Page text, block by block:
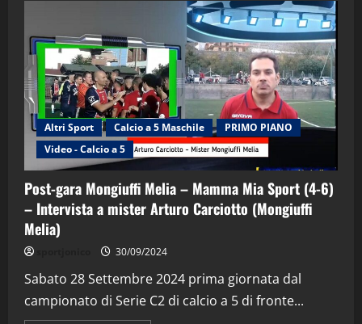
Altri Sport Calcio a 5 Maschile
PRIMO PIANO
Video - Calcio a 5
Post-gara Mongiuffi Melia – Mamma Mia Sport (4-6)
– Intervista a mister Arturo Carciotto (Mongiuffi
Melia)
30/09/2024
Sabato 28 Settembre 2024 prima giornata dal
campionato di Serie C2 di calcio a 5 di fronte...
2
"SportEmpire" in Podcast Sport News
“SportEmpire” in Podcast: 29^ Puntata
(Martedi 28 Aprile 2026)
28/04/2026
"SportEmpire" in Podcast
“SportEmpire” in Podcast: 28^ Puntata
(Martedi 21 Aprile 2026)
21/04/2026
4
“SportEmpire” in Podcast: 27^ Puntata
(Martedi 14 Aprile 2026)
15/04/2026